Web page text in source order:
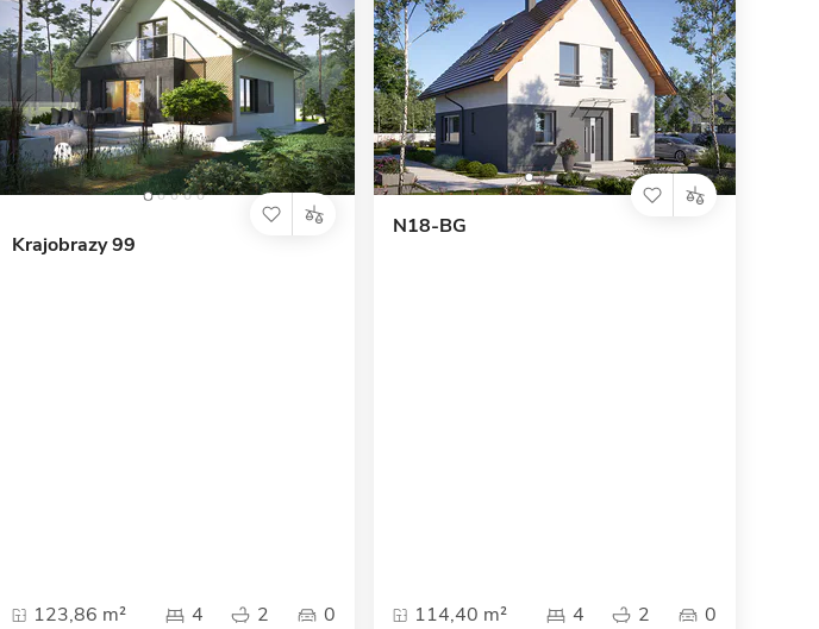
Krajobrazy 99
123,86 m² 4 2 0
N18-BG
114,40 m² 4 2 0